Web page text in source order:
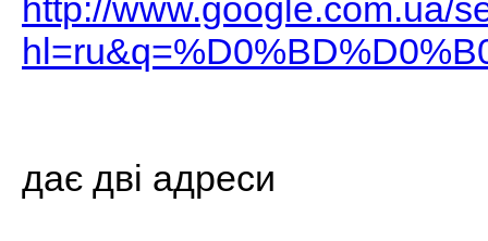
http://www.google.com.ua/
дає дві адреси